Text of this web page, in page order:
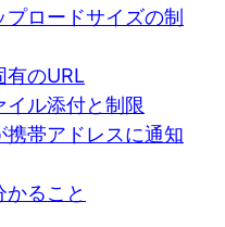
プロードサイズの制
有のURL
イル添付と制限
携帯アドレスに通知
ること